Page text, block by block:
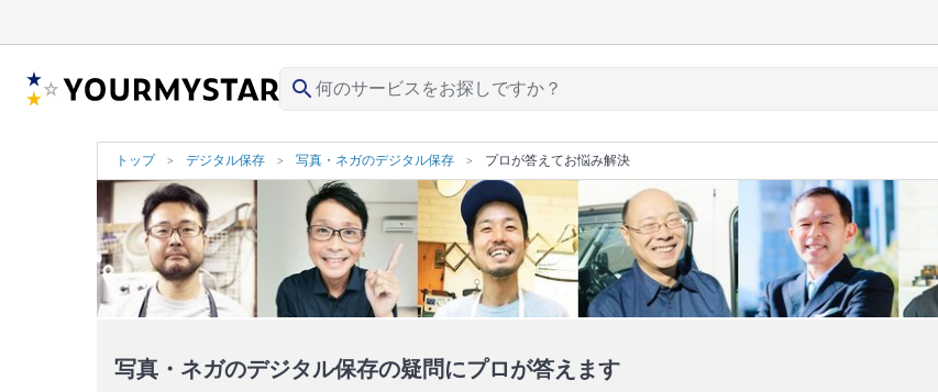
search
トップ デジタル保存 写真・ネガのデジタル保存 プロが答えてお悩み解決
写真・ネガのデジタル保存の疑問にプロが答えます